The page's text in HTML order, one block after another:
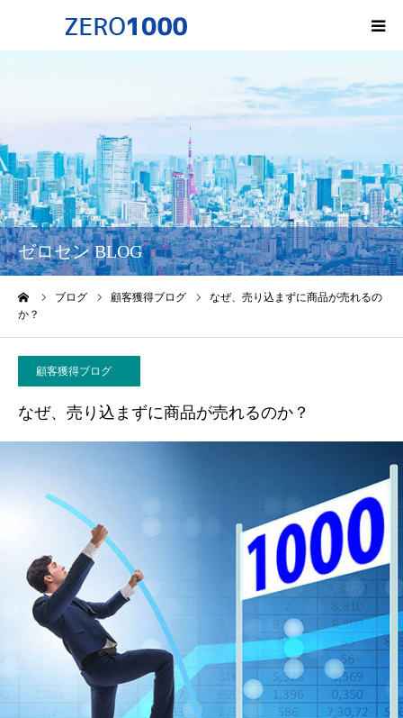
ゼロセン BLOG
ブログ 顧客獲得ブログ
なぜ、売り込まずに商品が売れるの
か？
顧客獲得ブログ
なぜ、売り込まずに商品が売れるのか？
サービス一覧・料金
会社概要